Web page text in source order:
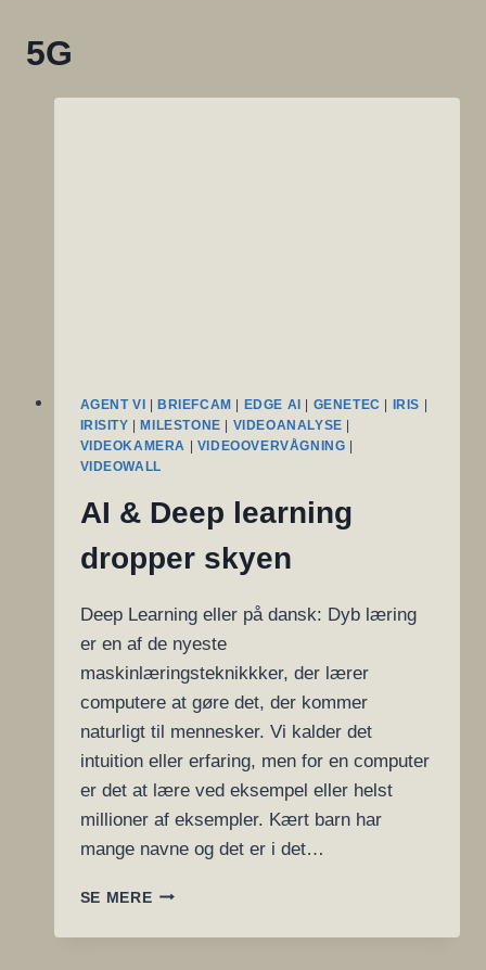
5G
AGENT VI |BRIEFCAM | EDGE AI | GENETEC | IRIS |
IRISITY |MILESTONE | VIDEOANALYSE |
VIDEOKAMERA | VIDEOOVERVÅGNING |
VIDEOWALL
AI & Deep learning
dropper skyen
Deep Learning eller på dansk: Dyb læring
er en af de nyeste
maskinlæringsteknikkker, der lærer
computere at gøre det, der kommer
naturligt til mennesker. Vi kalder det
intuition eller erfaring, men for en computer
er det at lære ved eksempel eller helst
millioner af eksempler. Kært barn har
mange navne og det er i det…
SE MEREAI
DEEP